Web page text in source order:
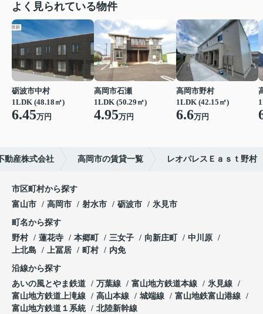
よく見られている物件
砺波市中村
1LDK (48.18㎡)
6.45万円
高岡市石瀬
1LDK (50.29㎡)
4.95万円
高岡市野村
1LDK (42.15㎡)
6.6万円
動産株式会社 高岡市の賃貸一覧 レオパレスＥａｓｔ野村
市区町村から探す
富山市
高岡市 射水市 砺波市 氷見市
町名から探す
野村
蓮花寺 本郷町 三女子 向新庄町
中川原
上北島
上冨居 町村 内免
沿線から探す
あいの風とやま鉄道
万葉線 富山地方鉄道本線
氷見線
富山地方鉄道上滝線
高山本線 城端線
富山地鉄富山港線
富山地方鉄道１系統
北陸新幹線